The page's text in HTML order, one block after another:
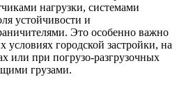
нагрузки, системами
устойчивости и
Это особенно важно
условиях городской застройки, на
или при погрузо-разгрузочных
грузами.